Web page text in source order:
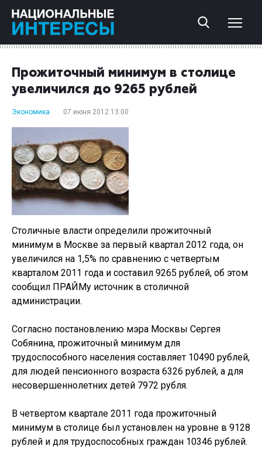
Прожиточный минимум в столице
увеличился до 9265 рублей
Экономика 07 июня 2012 13:00
Столичные власти определили прожиточный
минимум в Москве за первый квартал 2012 года, он
увеличился на 1,5% по сравнению с четвертым
кварталом 2011 года и составил 9265 рублей, об этом
сообщил ПРАЙМу источник в столичной
администрации.
Согласно постановлению мэра Москвы Сергея
Собянина, прожиточный минимум для
трудоспособного населения составляет 10490 рублей,
для людей пенсионного возраста 6326 рублей, а для
несовершеннолетних детей 7972 рубля.
В четвертом квартале 2011 года прожиточный
минимум в столице был установлен на уровне в 9128
рублей и для трудоспособных граждан 10346 рублей.